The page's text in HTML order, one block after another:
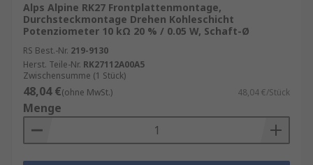
Alps Alpine RK27 Frontplattenmontage,
Durchsteckmontage Drehen Kohleschicht
Potenziometer 10 kΩ 20 % / 0.05 W, Schaft-Ø
RS Best.-Nr. 219-9130
Herst. Teile-Nr. RK27112A00A5
Zwischensumme (1 Stück)
48,04 €(ohne MwSt.) 48,04 €/Stück
Menge